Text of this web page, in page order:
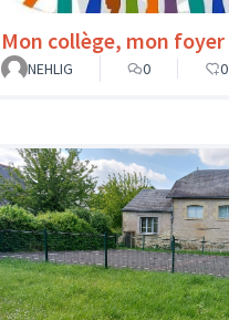
Mon collège, mon foyer
NEHLIG
0 0